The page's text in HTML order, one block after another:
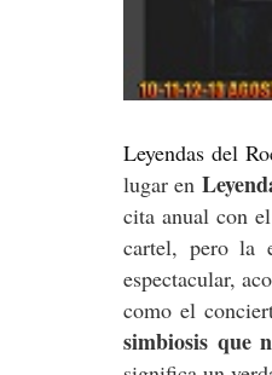
Leyendas del
lugar en
cita anual con
cartel, pero la
espectacular,
como el
simbiosis que